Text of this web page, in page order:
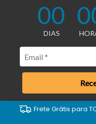
00
DIAS
Frete Grátis para